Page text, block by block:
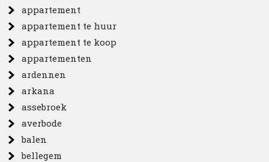
appartement
appartement te huur
appartement te koop
appartementen
ardennen
arkana
assebroek
averbode
balen
bellegem